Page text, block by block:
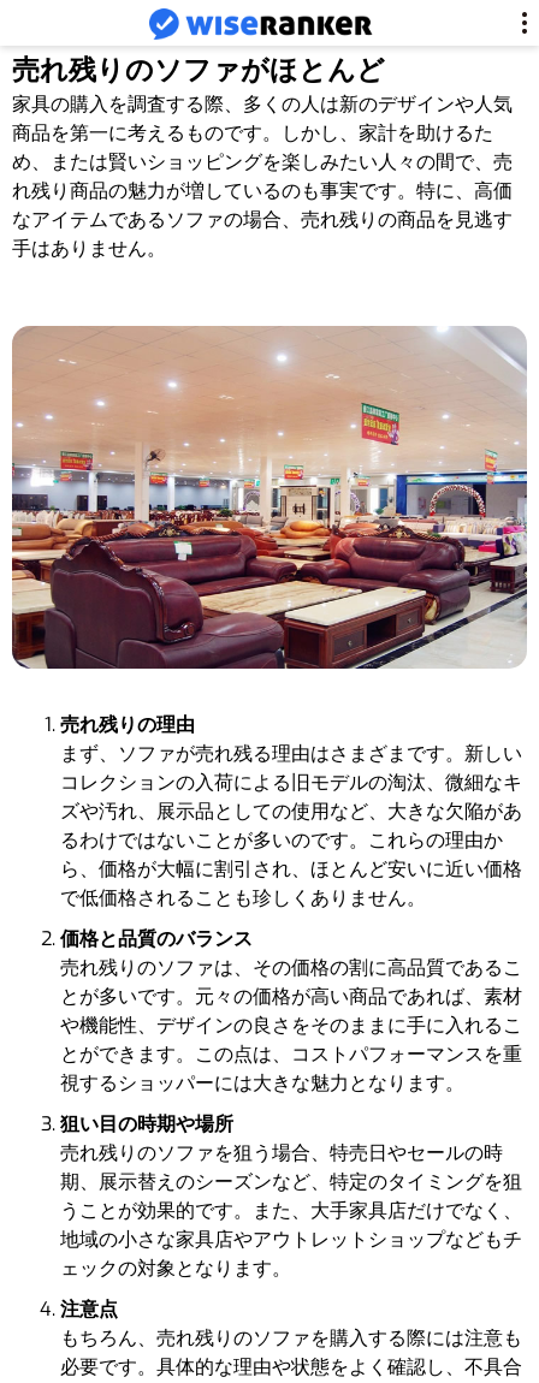
売れ残りのソファがほとんど
家具の購入を調査する際、多くの人は新のデザインや人気
商品を第一に考えるものです。しかし、家計を助けるた
め、または賢いショッピングを楽しみたい人々の間で、売
れ残り商品の魅力が増しているのも事実です。特に、高価
なアイテムであるソファの場合、売れ残りの商品を見逃す
手はありません。
売れ残りの理由
まず、ソファが売れ残る理由はさまざまです。新しい
コレクションの入荷による旧モデルの淘汰、微細なキ
ズや汚れ、展示品としての使用など、大きな欠陥があ
るわけではないことが多いのです。これらの理由か
ら、価格が大幅に割引され、ほとんど安いに近い価格
で低価格されることも珍しくありません。
価格と品質のバランス
売れ残りのソファは、その価格の割に高品質であるこ
とが多いです。元々の価格が高い商品であれば、素材
や機能性、デザインの良さをそのままに手に入れるこ
とができます。この点は、コストパフォーマンスを重
視するショッパーには大きな魅力となります。
狙い目の時期や場所
売れ残りのソファを狙う場合、特売日やセールの時
期、展示替えのシーズンなど、特定のタイミングを狙
うことが効果的です。また、大手家具店だけでなく、
地域の小さな家具店やアウトレットショップなどもチ
ェックの対象となります。
注意点
もちろん、売れ残りのソファを購入する際には注意も
必要です。具体的な理由や状態をよく確認し、不具合